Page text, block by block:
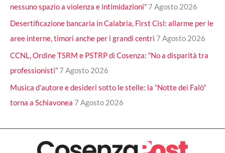
nessuno spazio a violenza e intimidazioni” 7 Agosto 2026
Desertificazione bancaria in Calabria, First Cisl: allarme per le
aree interne, timori anche per i grandi centri 7 Agosto 2026
CCNL, Ordine TSRM e PSTRP di Cosenza: “No a disparità tra
professionisti” 7 Agosto 2026
Musica d’autore e desideri sotto le stelle: la “Notte dei Falò”
torna a Schiavonea 7 Agosto 2026